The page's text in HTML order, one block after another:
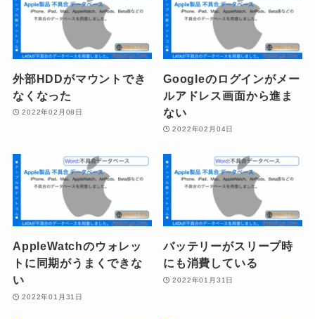
外部HDDがマウントでき
なくなった
2022年02月08日
Googleのログインがメー
ルアドレス画面から進ま
ない
2022年02月04日
AppleWatchのウォレッ
トに同期がうまくできな
い
2022年01月31日
バッテリーがスリープ時
にも消費している
2022年01月31日